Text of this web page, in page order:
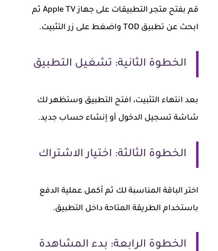
قم بفتح متجر التطبيقات على جهاز Apple TV ثم
ابحث عن تطبيق TOD واضغط على زر التثبيت.
الخطوة الثانية: تشغيل التطبيق
بعد انتهاء التثبيت، افتح التطبيق وستظهر لك
شاشة تسجيل الدخول أو إنشاء حساب جديد.
الخطوة الثالثة: اختيار الاشتراك
اختر الباقة المناسبة لك ثم أكمل عملية الدفع
باستخدام الطريقة المتاحة داخل التطبيق.
الخطوة الرابعة: بدء المشاهدة